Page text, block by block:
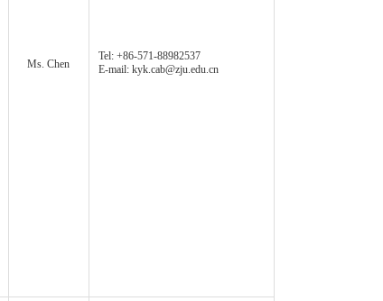
Ms. Chen
Tel: +86-571-88982537
E-mail: kyk.cab@zju.edu.cn